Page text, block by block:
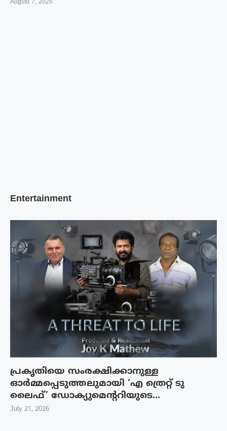
August 7, 2026
Entertainment
പ്രകൃതിയെ സംരക്ഷിക്കാനുള്ള
ഓർമ്മപ്പെടുത്തലുമായി ‘എ ത്രെറ്റ് ടു
ലൈഫ്’ ഡോക്യുമെന്ററിയുടെ...
July 21, 2026